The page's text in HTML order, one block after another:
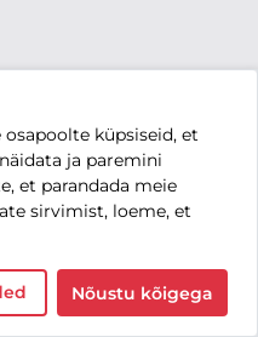
küpsiseid, et
ja paremini
et parandada meie
sirvimist, loeme, et
Nõustu kõigega